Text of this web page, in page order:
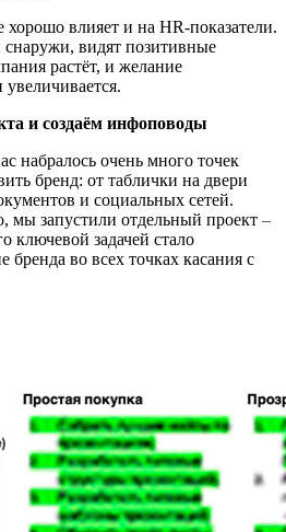
влияет и на HR-показатели.
видят позитивные
растёт, и желание
и создаём инфоповоды
набралось очень много точек
бренд: от таблички на двери
и социальных сетей.
мы запустили отдельный проект –
ключевой задачей стало
бренда во всех точках касания с